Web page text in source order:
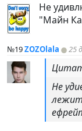
Не
"Майн
№19ZOZOlala 25
Не